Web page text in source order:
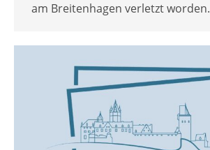
am Breitenhagen verletzt worden.